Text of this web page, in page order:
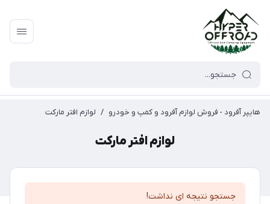
هایپر آفرود - فروش لوازم آفرود و کمپ و خودرو / لوازم افتر مارکت
لوازم افتر مارکت
جستجو نتیجه ای نداشت!